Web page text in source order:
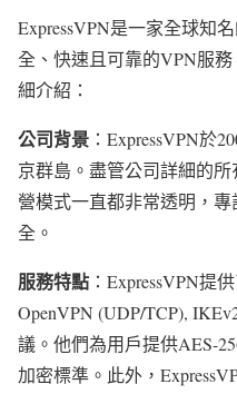
ExpressVPN是一家全球知
全、快速且可靠的VPN服
細介紹：
公司背景 ：ExpressVPN於
京群島。盡管公司詳細的
營模式一直都非常透明，
全。
服務特點 ：ExpressVPN提
OpenVPN (UDP/TCP),
議。他們為用戶提供AES-
加密標準。此外，